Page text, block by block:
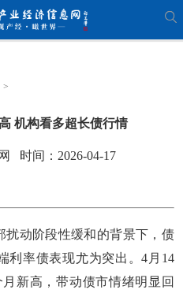
>
机构看多超长债行情
时间：2026-04-17
动阶段性缓和的背景下，债
利率债表现尤为突出。4月14
新高，带动债市情绪明显回